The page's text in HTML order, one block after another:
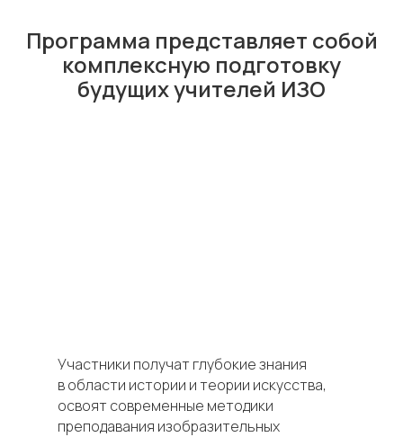
Программа представляет собой
комплексную подготовку
будущих учителей ИЗО
Участники получат глубокие знания
в области истории и теории искусства,
освоят современные методики
преподавания изобразительных